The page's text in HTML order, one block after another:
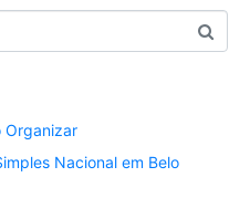
Organizar
Nacional em Belo